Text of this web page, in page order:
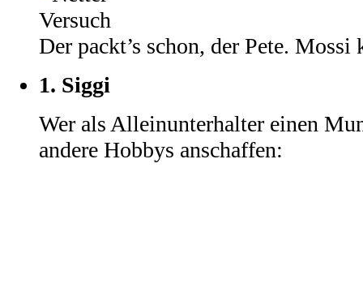
Der packt’s schon, der Pete.
1. Siggi
Wer als Alleinunterhalter einen
andere Hobbys anschaffen: